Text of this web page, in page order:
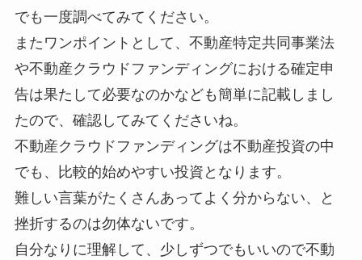
でも一度調べてみてください。
またワンポイントとして、不動産特定共同事業法
や不動産クラウドファンディングにおける確定申
告は果たして必要なのかなども簡単に記載しまし
たので、確認してみてくださいね。
不動産クラウドファンディングは不動産投資の中
でも、比較的始めやすい投資となります。
難しい言葉がたくさんあってよく分からない、と
挫折するのは勿体ないです。
自分なりに理解して、少しずつでもいいので不動